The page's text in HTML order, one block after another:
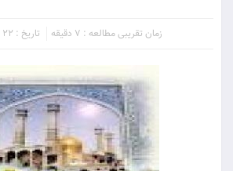
زمان تقریبی مطالعه : 7 دقیقه تاریخ : 22 شهریور 1391